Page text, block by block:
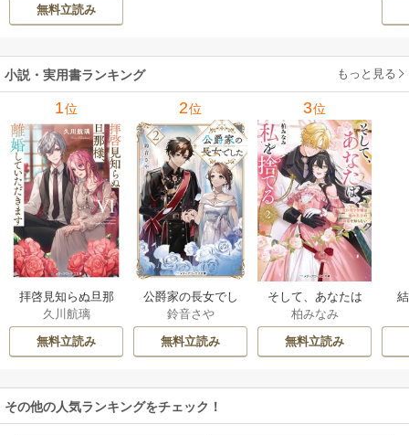
無料立読み
小説・実用書ランキング もっと見る
1位
拝啓見知らぬ旦那
様、離婚していた
だきます
久川航璃
無料立読み
2位
公爵家の長女でし
た
鈴音さや
無料立読み
3位
そして、あなたは
私を捨てる
柏みなみ
無料立読み
その他の人気ランキングをチェック！